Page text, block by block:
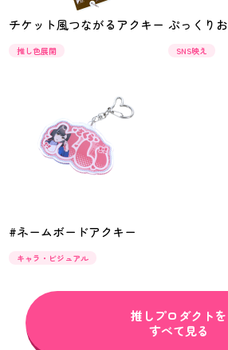
チケット風つながるアクキー
推し色展開
ぷっくり
SNS映え
#ネームボードアクキー
キャラ・ビジュアル
推しプロダクトを
すべて見る